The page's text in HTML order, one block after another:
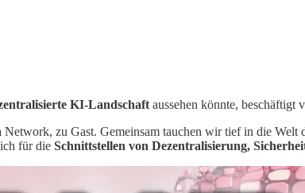
KI-Landschaft aussehen könnte, beschäftigt
zu Gast. Gemeinsam tauchen wir tief in die
für die Schnittstellen von Dezentralisierung,